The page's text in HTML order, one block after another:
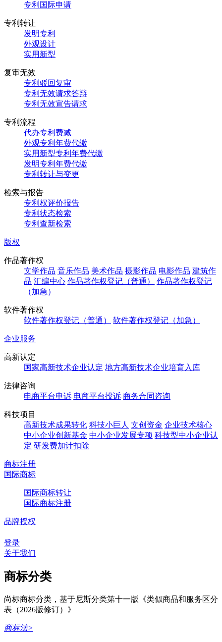
专利国际申请
专利转让
发明专利
外观设计
实用新型
复审无效
专利驳回复审
专利无效请求答辩
专利无效宣告请求
专利流程
代办专利费减
外观专利年费代缴
实用新型专利年费代缴
发明专利年费代缴
专利转让与变更
检索与报告
专利权评价报告
专利状态检索
专利查新检索
版权
作品著作权
文学作品 音乐作品 美术作品 摄影作品 电影作品 建筑作
品 汇编中心 作品著作权登记（普通）
作品著作权登记
（加急）
软件著作权
软件著作权登记（普通）
软件著作权登记（加急）
企业服务
高新认定
国家高新技术企业认定 地方高新技术企业培育入库
法律咨询
电商平台申诉 电商平台投诉 商务合同咨询
科技项目
高新技术成果转化 科技小巨人 文创资金 企业技术核心
中小企业创新基金 中小企业发展专项 科技型中小企业认
定 研发费加计扣除
商标注册
国际商标
国际商标转让
国际商标注册
品牌授权
登录
关于我们
商标分类
尚标商标分类，基于尼斯分类第十一版《类似商品和服务区分
表（2026版修订）》
商标法>